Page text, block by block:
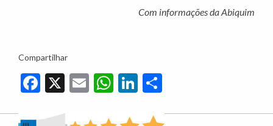
Com informações da Abiquim
Compartilhar
Facebook
X EmailWhatsApp
LinkedIn